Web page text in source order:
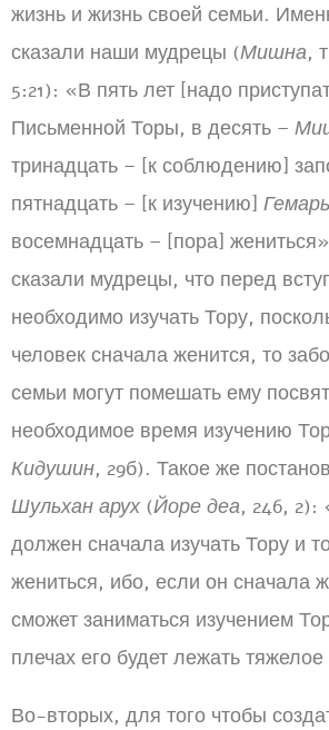
жизнь и жизнь своей семьи.
сказали наши мудрецы (Мишна,
5:21): «В пять лет [надо
Письменной Торы, в десять –
тринадцать – [к соблюдению]
пятнадцать – [к изучению]
восемнадцать – [пора] жениться»
сказали мудрецы, что перед
необходимо изучать Тору,
человек сначала женится, то
семьи могут помешать ему
необходимое время изучению
Кидушин, 29б). Такое же
Шульхан арух (Йоре деа, 246, 2):
должен сначала изучать Тору и
жениться, ибо, если он сначала
сможет заниматься изучением
плечах его будет лежать
Во-вторых, для того чтобы